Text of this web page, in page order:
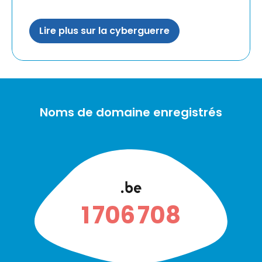
Lire plus sur la cyberguerre
Noms de domaine enregistrés
1 706 708